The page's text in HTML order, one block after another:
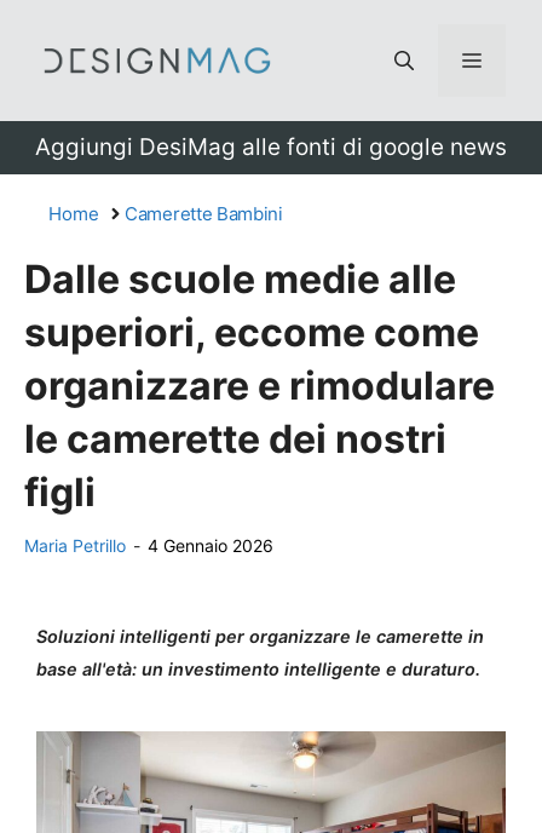
Menu
Aggiungi DesiMag alle fonti di google news
Home Camerette Bambini
Dalle scuole medie alle
superiori, eccome come
organizzare e rimodulare
le camerette dei nostri
figli
Maria Petrillo - 4 Gennaio 2026
Soluzioni intelligenti per organizzare le camerette in
base all'età: un investimento intelligente e duraturo.